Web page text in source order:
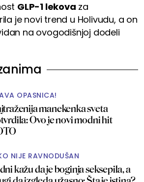
GLP-1 lekova za
je novi trend u Holivudu, a on
na ovogodišnjoj dodeli
OPASNICA!
manekenka sveta
Ovo je novi modni hit
NIJE RAVNODUŠAN
kažu da je boginja seksepila, a